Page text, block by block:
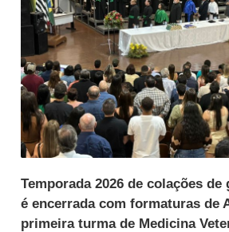
Temporada 2026 de colações de
é encerrada com formaturas de
primeira turma de Medicina